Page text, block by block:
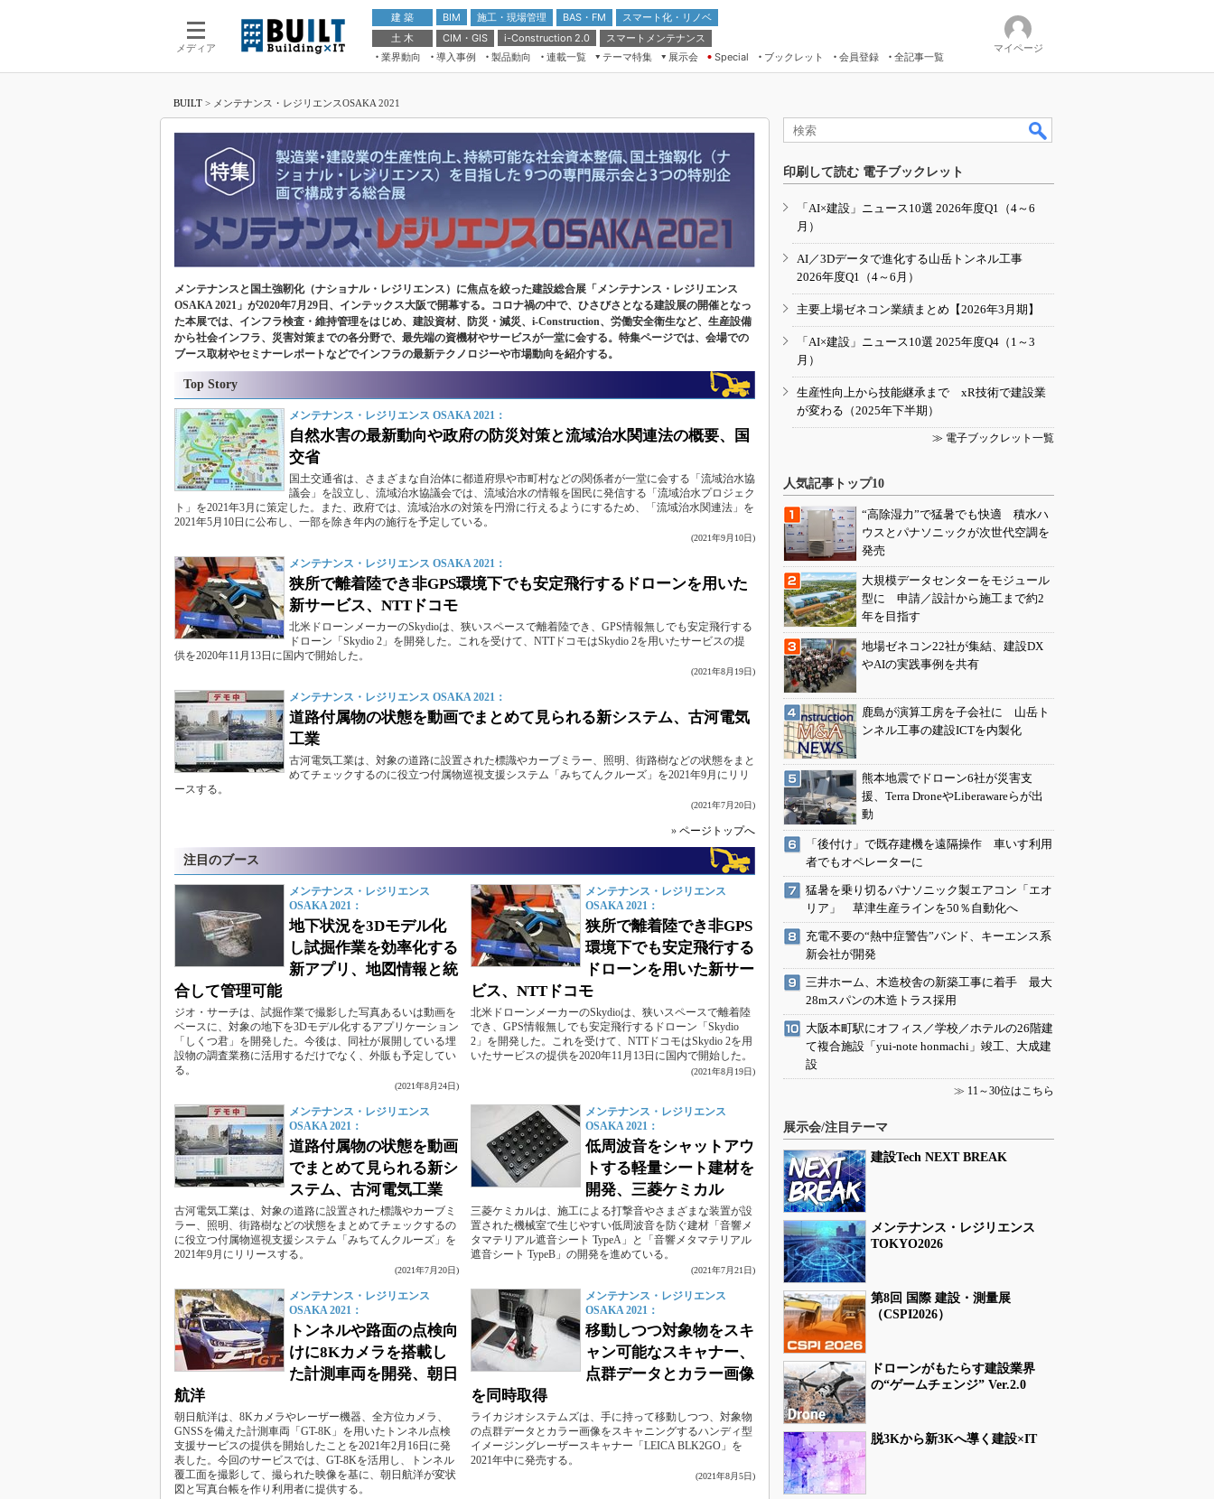
メディア
建 築 BIM 施工・現場管理 BAS・FM
スマート化・リノベ
土 木
CIM・GIS i-Construction 2.0
スマートメンテナンス
業界動向
導入事例 製品動向 連載一覧
テーマ特集
ムチェンジ” Ver.2.0
脱3Kから新3Kへ導く建設×IT
“Society5.0”時代のスマートビル
VR／ARが描くモノづくりのミライ
展示会
第8回 国際 建設・測量展
（CSPI2026）
第10回 JAPAN BUILD TOKYO－建
築・土木・不動産の先端技術展－
Japan Drone 2023
メンテナンス・レジリエンスOSAKA
2020
日本 ものづくりワールド 2020
メンテナンス・レジリエンスTOKYO
2019
IGAS2018
Special ブックレット 会員登録 全記事一覧
マイページ
BUILT > メンテナンス・レジリエンスOSAKA 2021
メンテナンスと国土強靭化（ナショナル・レジリエンス）に焦点を絞った建設総合展「メンテナンス・レジリエンス
OSAKA 2021」が2020年7月29日、インテックス大阪で開幕する。コロナ禍の中で、ひさびさとなる建設展の開催となっ
た本展では、インフラ検査・維持管理をはじめ、建設資材、防災・減災、i-Construction、労働安全衛生など、生産設備
から社会インフラ、災害対策までの各分野で、最先端の資機材やサービスが一堂に会する。特集ページでは、会場での
ブース取材やセミナーレポートなどでインフラの最新テクノロジーや市場動向を紹介する。
Top Story
メンテナンス・レジリエンス OSAKA 2021：
自然水害の最新動向や政府の防災対策と流域治水関連法の概要、国
交省
国土交通省は、さまざまな自治体に都道府県や市町村などの関係者が一堂に会する「流域治水協
議会」を設立し、流域治水協議会では、流域治水の情報を国民に発信する「流域治水プロジェク
ト」を2021年3月に策定した。また、政府では、流域治水の対策を円滑に行えるようにするため、「流域治水関連法」を
2021年5月10日に公布し、一部を除き年内の施行を予定している。
(2021年9月10日)
メンテナンス・レジリエンス OSAKA 2021：
狭所で離着陸でき非GPS環境下でも安定飛行するドローンを用いた
新サービス、NTTドコモ
北米ドローンメーカーのSkydioは、狭いスペースで離着陸でき、GPS情報無しでも安定飛行する
ドローン「Skydio 2」を開発した。これを受けて、NTTドコモはSkydio 2を用いたサービスの提
供を2020年11月13日に国内で開始した。
(2021年8月19日)
メンテナンス・レジリエンス OSAKA 2021：
道路付属物の状態を動画でまとめて見られる新システム、古河電気
工業
古河電気工業は、対象の道路に設置された標識やカーブミラー、照明、街路樹などの状態をまと
めてチェックするのに役立つ付属物巡視支援システム「みちてんクルーズ」を2021年9月にリリ
ースする。
(2021年7月20日)
» ページトップへ
注目のブース
メンテナンス・レジリエンス
OSAKA 2021：
地下状況を3Dモデル化
し試掘作業を効率化する
新アプリ、地図情報と統
合して管理可能
ジオ・サーチは、試掘作業で撮影した写真あるいは動画を
ベースに、対象の地下を3Dモデル化するアプリケーション
「しくつ君」を開発した。今後は、同社が展開している埋
設物の調査業務に活用するだけでなく、外販も予定してい
る。
(2021年8月24日)
メンテナンス・レジリエンス
OSAKA 2021：
狭所で離着陸でき非GPS
環境下でも安定飛行する
ドローンを用いた新サー
ビス、NTTドコモ
北米ドローンメーカーのSkydioは、狭いスペースで離着陸
でき、GPS情報無しでも安定飛行するドローン「Skydio
2」を開発した。これを受けて、NTTドコモはSkydio 2を用
いたサービスの提供を2020年11月13日に国内で開始した。
(2021年8月19日)
メンテナンス・レジリエンス
OSAKA 2021：
道路付属物の状態を動画
でまとめて見られる新シ
ステム、古河電気工業
古河電気工業は、対象の道路に設置された標識やカーブミ
ラー、照明、街路樹などの状態をまとめてチェックするの
に役立つ付属物巡視支援システム「みちてんクルーズ」を
2021年9月にリリースする。
(2021年7月20日)
メンテナンス・レジリエンス
OSAKA 2021：
低周波音をシャットアウ
トする軽量シート建材を
開発、三菱ケミカル
三菱ケミカルは、施工による打撃音やさまざまな装置が設
置された機械室で生じやすい低周波音を防ぐ建材「音響メ
タマテリアル遮音シート TypeA」と「音響メタマテリアル
遮音シート TypeB」の開発を進めている。
(2021年7月21日)
メンテナンス・レジリエンス
OSAKA 2021：
トンネルや路面の点検向
けに8Kカメラを搭載し
た計測車両を開発、朝日
航洋
朝日航洋は、8Kカメラやレーザー機器、全方位カメラ、
GNSSを備えた計測車両「GT-8K」を用いたトンネル点検
支援サービスの提供を開始したことを2021年2月16日に発
表した。今回のサービスでは、GT-8Kを活用し、トンネル
覆工面を撮影して、撮られた映像を基に、朝日航洋が変状
図と写真台帳を作り利用者に提供する。
メンテナンス・レジリエンス
OSAKA 2021：
移動しつつ対象物をスキ
ャン可能なスキャナー、
点群データとカラー画像
を同時取得
ライカジオシステムズは、手に持って移動しつつ、対象物
の点群データとカラー画像をスキャニングするハンディ型
イメージングレーザースキャナー「LEICA BLK2GO」を
2021年中に発売する。
(2021年8月5日)
印刷して読む 電子ブックレット
「AI×建設」ニュース10選 2026年度Q1（4～6
月）
AI／3Dデータで進化する山岳トンネル工事
2026年度Q1（4～6月）
主要上場ゼネコン業績まとめ【2026年3月期】
「AI×建設」ニュース10選 2025年度Q4（1～3
月）
生産性向上から技能継承まで xR技術で建設業
が変わる（2025年下半期）
≫ 電子ブックレット一覧
人気記事トップ10
“高除湿力”で猛暑でも快適 積水ハ
ウスとパナソニックが次世代空調を
発売
大規模データセンターをモジュール
型に 申請／設計から施工まで約2
年を目指す
地場ゼネコン22社が集結、建設DX
やAIの実践事例を共有
鹿島が演算工房を子会社に 山岳ト
ンネル工事の建設ICTを内製化
熊本地震でドローン6社が災害支
援、Terra DroneやLiberawareらが出
動
「後付け」で既存建機を遠隔操作 車いす利用
者でもオペレーターに
猛暑を乗り切るパナソニック製エアコン「エオ
リア」 草津生産ラインを50％自動化へ
充電不要の“熱中症警告”バンド、キーエンス系
新会社が開発
三井ホーム、木造校舎の新築工事に着手 最大
28mスパンの木造トラス採用
大阪本町駅にオフィス／学校／ホテルの26階建
て複合施設「yui-note honmachi」竣工、大成建
設
≫ 11～30位はこちら
展示会/注目テーマ
建設Tech NEXT BREAK
メンテナンス・レジリエンス
TOKYO2026
第8回 国際 建設・測量展
（CSPI2026）
ドローンがもたらす建設業界
の“ゲームチェンジ” Ver.2.0
脱3Kから新3Kへ導く建設×IT